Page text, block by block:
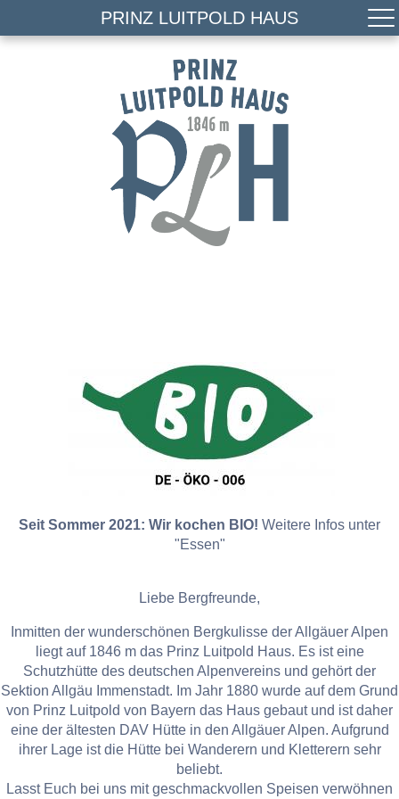
PRINZ LUITPOLD HAUS
Seit Sommer 2021: Wir kochen BIO! Weitere Infos unter
"Essen"
Liebe Bergfreunde,
Inmitten der wunderschönen Bergkulisse der Allgäuer Alpen
liegt auf 1846 m das Prinz Luitpold Haus. Es ist eine
Schutzhütte des deutschen Alpenvereins und gehört der
Sektion Allgäu Immenstadt. Im Jahr 1880 wurde auf dem Grund
von Prinz Luitpold von Bayern das Haus gebaut und ist daher
eine der ältesten DAV Hütte in den Allgäuer Alpen. Aufgrund
ihrer Lage ist die Hütte bei Wanderern und Kletterern sehr
beliebt.
Lasst Euch bei uns mit geschmackvollen Speisen verwöhnen